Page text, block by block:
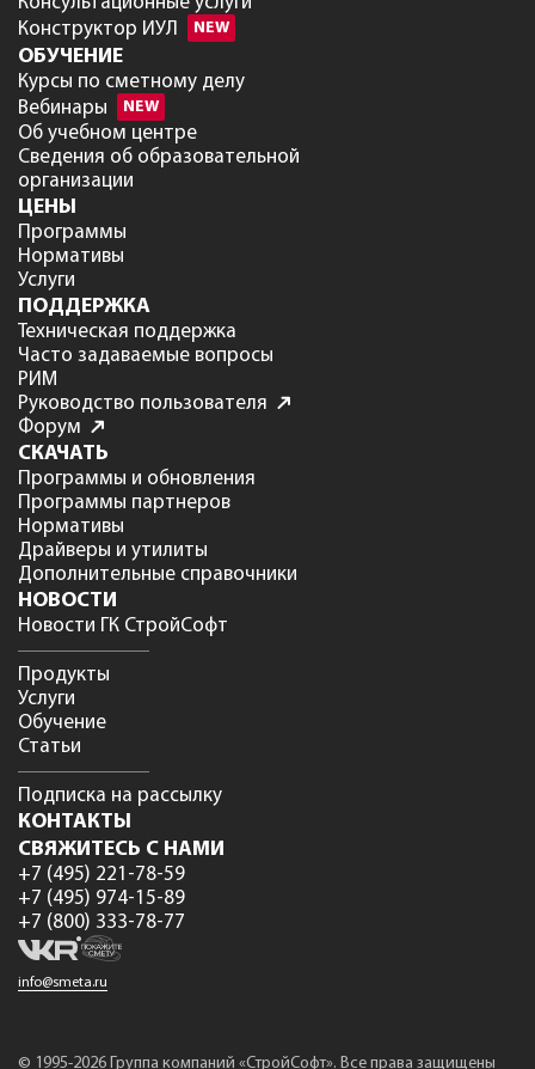
Конструктор ИУЛ
NEW
ОБУЧЕНИЕ
Курсы по сметному делу
Вебинары
NEW
Об учебном центре
Сведения об образовательной
организации
ЦЕНЫ
Программы
Нормативы
Услуги
ПОДДЕРЖКА
Техническая поддержка
Часто задаваемые вопросы
РИМ
Руководство пользователя
Форум
СКАЧАТЬ
Программы и обновления
Программы партнеров
Нормативы
Драйверы и утилиты
Дополнительные справочники
НОВОСТИ
Новости ГК СтройСофт
Продукты
Услуги
Обучение
Статьи
Подписка на рассылку
КОНТАКТЫ
СВЯЖИТЕСЬ С НАМИ
+7 (495) 221-78-59
+7 (495) 974-15-89
+7 (800) 333-78-77
info@smeta.ru
© 1995-2026 Группа компаний «СтройСофт». Все права защищены